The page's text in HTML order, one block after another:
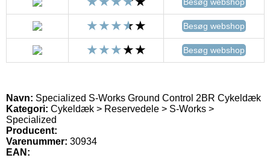
Besøg webshop
Besøg webshop
Navn: Specialized S-Works Ground Control 2BR Cykeldæk
Kategori: Cykeldæk > Reservedele > S-Works >
Specialized
Producent:
Varenummer: 30934
EAN: